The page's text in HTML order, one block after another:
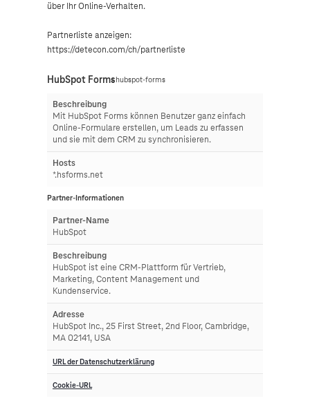
über Ihr Online-Verhalten.
Partnerliste anzeigen:
https://detecon.com/ch/partnerliste
HubSpot Formshubspot-forms
Beschreibung
Mit HubSpot Forms können Benutzer ganz einfach
Online-Formulare erstellen, um Leads zu erfassen
und sie mit dem CRM zu synchronisieren.
Hosts
*.hsforms.net
Partner-Informationen
Partner-Name
HubSpot
Beschreibung
HubSpot ist eine CRM-Plattform für Vertrieb,
Marketing, Content Management und
Kundenservice.
Adresse
HubSpot Inc., 25 First Street, 2nd Floor, Cambridge,
MA 02141, USA
URL der Datenschutzerklärung
Cookie-URL